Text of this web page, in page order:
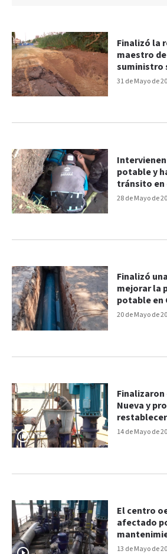
31 de Mayo de
Finalizó la
maestro
suministro
28 de Mayo de
potable y
tránsito en
20 de Mayo de
Finalizó
mejorar la
potable en
14 de Mayo de
Finalizaron
Nueva y
agua en
13 de Mayo de
El centro
afectado
de agua